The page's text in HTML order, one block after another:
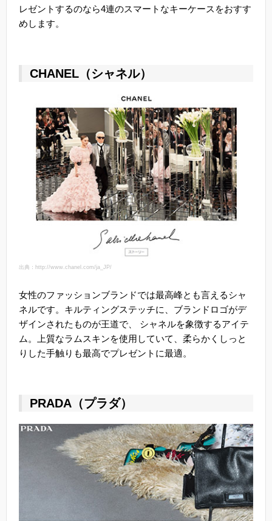
レゼントするのなら4連のスマートなキーケースをおすす
めします。
CHANEL（シャネル）
出典：http://www.chanel.com/ja_JP/
女性のファッションブランドでは最高峰とも言えるシャ
ネルです。キルティングステッチに、ブランドロゴがデ
ザインされたものが王道で、 シャネルを象徴するアイテ
ム。上質なラムスキンを使用していて、柔らかくしっと
りした手触りも最高でプレゼントに最適。
PRADA（プラダ）